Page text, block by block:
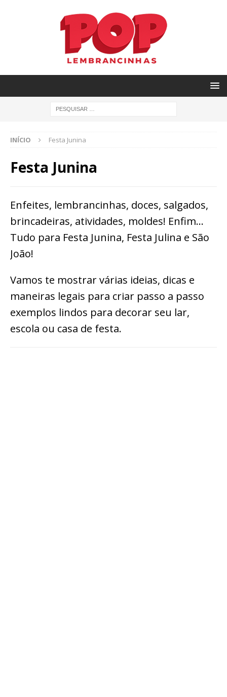
INÍCIO Festa Junina
Festa Junina
Enfeites, lembrancinhas, doces, salgados,
brincadeiras, atividades, moldes! Enfim…
Tudo para Festa Junina, Festa Julina e São
João!
Vamos te mostrar várias ideias, dicas e
maneiras legais para criar passo a passo
exemplos lindos para decorar seu lar,
escola ou casa de festa.